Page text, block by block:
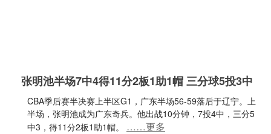
张明池半场7中4得11分2板1助1帽 三分球5投3中
CBA季后赛半决赛上半区G1，广东半场56-59落后于辽宁。上
半场，张明池成为广东奇兵。他出战10分钟，7投4中，三分5
中3，得11分2板1助1帽。 ……更多